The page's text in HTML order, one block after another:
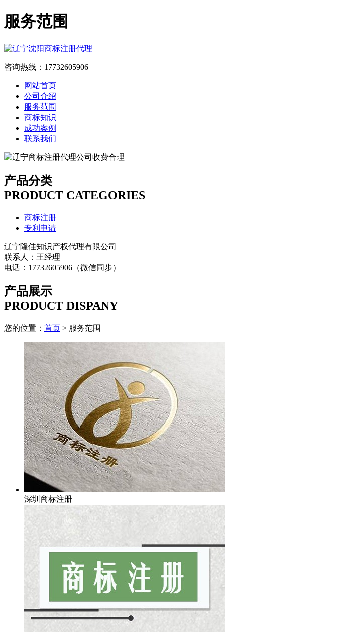
服务范围
咨询热线：17732605906
网站首页
公司介绍
服务范围
商标知识
成功案例
联系我们
产品分类
PRODUCT CATEGORIES
商标注册
专利申请
辽宁隆佳知识产权代理有限公司
联系人：王经理
电话：17732605906（微信同步）
产品展示
PRODUCT DISPANY
您的位置： 首页 > 服务范围
深圳商标注册